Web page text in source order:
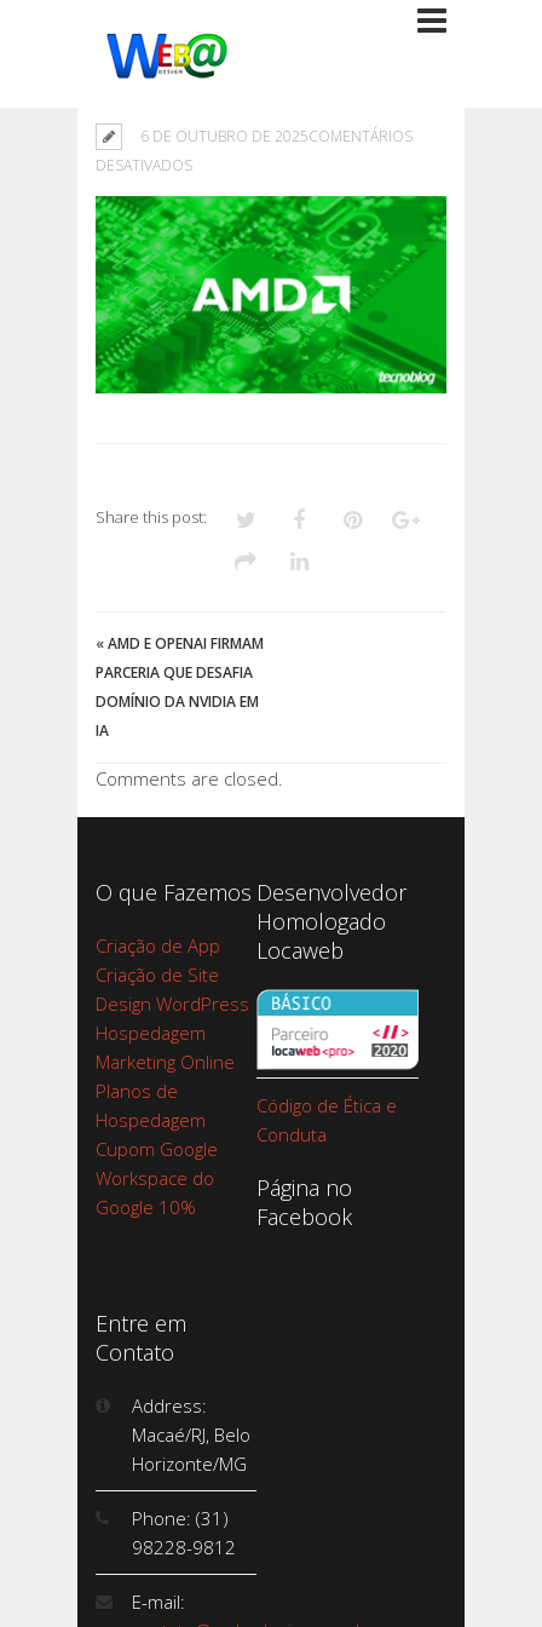
6 DE OUTUBRO DE 2025COMENTÁRIOS
DESATIVADOSEM
Share this post:
«AMD E OPENAI FIRMAM
PARCERIA QUE DESAFIA
DOMÍNIO DA NVIDIA EM
IA
Comments are closed.
O que Fazemos
Criação de App
Criação de Site
Design WordPress
Hospedagem
Marketing Online
Planos de
Hospedagem
Cupom Google
Workspace do
Google 10%
Desenvolvedor
Homologado
Locaweb
Código de Ética e
Conduta
Página no
Facebook
Entre em
Contato
Address:
Macaé/RJ, Belo
Horizonte/MG
Phone: (31)
98228-9812
E-mail: